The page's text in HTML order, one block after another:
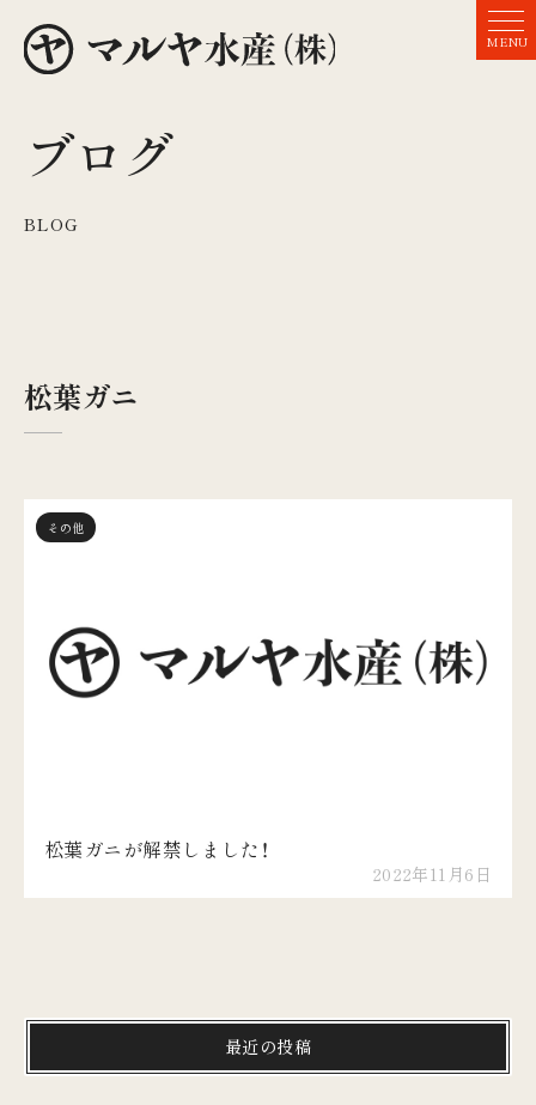
MENU
ブログ
BLOG
松葉ガニ
その他
松葉ガニが解禁しました！
2022年11月6日
最近の投稿